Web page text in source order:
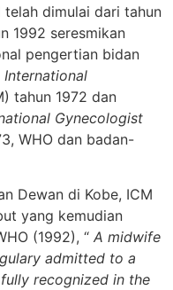
telah dimulai dari tahun
1992 seresmikan
pengertian bidan
International
tahun 1972 dan
Gynecologist
WHO dan badan-
Dewan di Kobe, ICM
yang kemudian
(1992), “ A midwife
admitted to a
recognized in the